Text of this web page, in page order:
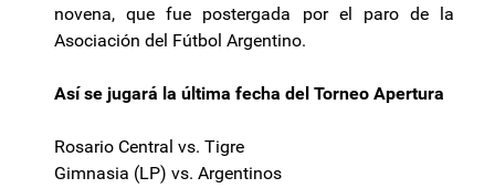
novena, que fue postergada por el paro de la
Asociación del Fútbol Argentino.
Así se jugará la última fecha del Torneo Apertura
Rosario Central vs. Tigre
Gimnasia (LP) vs. Argentinos